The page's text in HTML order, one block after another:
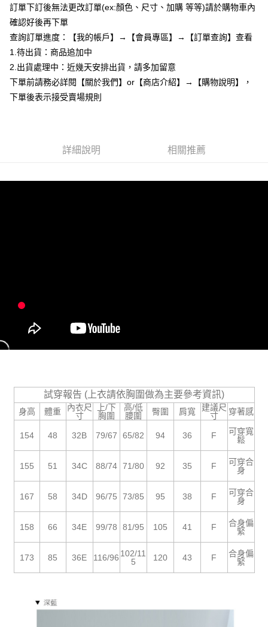
【關於「AFTEE先享後付」】
AFTEE先享後付是「在收到商品之後才付款」的支付方式。 讓您購物簡單
便利好安心！
１．簡單：不需註冊會員、不需綁卡、不需儲值。
２．便利：只要手機號碼，簡訊認證，即可結帳。
３．安心：先確認商品／服務後，再付款。
１．於結帳方式選擇「AFTEE先享後付」後，將跳轉至「AFTEE先享後付」
ATM／網路銀行／等多元方式進行付款，方視為交易完成。
※ 請注意：結帳手續完成當下不需立刻繳費，但若您需要取消訂單，請聯絡
「AFTEE先享後付」，若未經同意申辦者引起之損失，本公司不負相關責
４．使用「AFTEE先享後付」時，將依據個別帳號之用戶狀況，依本公司即
請求用戶進行身份認證。
ATM付款
運送方式
全家付款取貨
每筆NT$85，滿NT$799(含以上)免運費
訂單下訂後無法更改訂單(ex:顏色、尺寸、加購 等等)請於購物車內
確認好後再下單
查詢訂單進度：【我的帳戶】→【會員專區】→【訂單查詢】查看
1.待出貨：商品追加中
2.出貨處理中：近幾天安排出貨，請多加留意
下單前請務必詳閱【關於我們】or【商店介紹】→【購物說明】，
下單後表示接受賣場規則
詳細說明 相關推薦
試穿報告 (上衣請依胸圍做為主要參考資訊)
身高 體重
內衣尺
寸
上/下
胸圍
高/低
腰圍
臀圍 肩寬
建議尺
寸
穿著感
154 48 32B 79/67 65/82 94 36 F
可穿寬
鬆
155 51 34C 88/74 71/80 92 35 F
可穿合
身
167 58 34D 96/75 73/85 95 38 F
可穿合
身
158 66 34E 99/78 81/95 105 41 F
合身偏
緊
173 85 36E 116/96 102/11
5
120 43 F
合身偏
緊